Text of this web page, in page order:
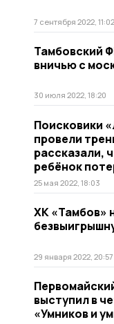
7 сентября 2022, 11:02
Тамбовский
вничью с
30 июля 2022, 18:20
Поисковики
провели
рассказали,
ребёнок
25 мая 2022, 18:03
ХК «Тамбов»
29 января 2022, 20:57
выступил в
«Умников и